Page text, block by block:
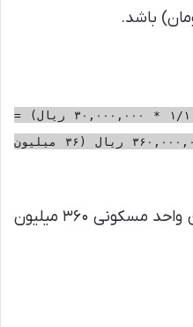
جریمه = ۱۲۰ متر مربع * (۱/۱۰ * ۳۰,۰۰۰,۰۰۰ ریال) =
۱۲۰ * ۳,۰۰۰,۰۰۰ ریال = ۳۶۰,۰۰۰,۰۰۰ ریال (۳۶ میلیون
بنابراین، میزان جریمه برای این واحد مسکونی ۳۶۰ میلیون